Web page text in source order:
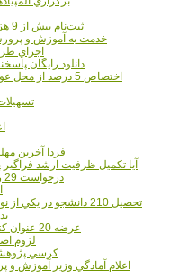
ثبت‌نام بيش از 9 هزار نفر در آزمون کارداني فني و حرفه‌اي
خدمت به آموزش و
اجراي
دانلود رایگان
اختصاص 5 درصد از محل عوارض گاز مصرفي براي نوسازي مدارس
فردا آخرین
آیا تکمیل ظرفیت ارشد فراگیر
درخواست 29 رشته کارشناسي ارشد بررسي مي شود
تحصيل 210 دانشجو در يکي از نوپاترين دانشکده‌هاي علوم پزشکي کشور
عرضه 20 عنوان کتاب با موضوع سبک زندگي به دانشگاه‌ها
لزوم
18 کرسي
اعلام آمادگي وزير آموزش و